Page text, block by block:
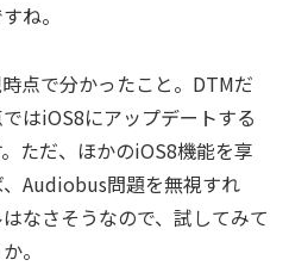
ね。
点で分かったこと。DTMだ
はiOS8にアップデートする
ただ、ほかのiOS8機能を享
Audiobus問題を無視すれ
なさそうなので、試してみて
。